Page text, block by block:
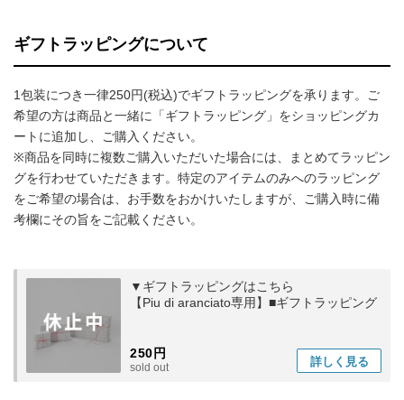
ギフトラッピングについて
1包装につき一律250円(税込)でギフトラッピングを承ります。ご
希望の方は商品と一緒に「ギフトラッピング」をショッピングカ
ートに追加し、ご購入ください。
※商品を同時に複数ご購入いただいた場合には、まとめてラッピン
グを行わせていただきます。特定のアイテムのみへのラッピング
をご希望の場合は、お手数をおかけいたしますが、ご購入時に備
考欄にその旨をご記載ください。
▼ギフトラッピングはこちら
【Piu di aranciato専用】■ギフトラッピング
250円
sold out 詳しく 見る